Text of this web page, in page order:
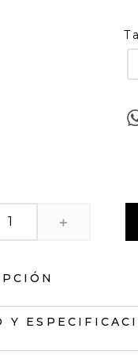
＋
Palazzo
Y